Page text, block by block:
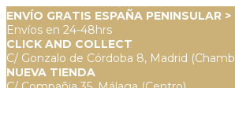
ENVÍO GRATIS ESPAÑA PENINSULAR
Envíos en 24-48hrs
CLICK AND COLLECT
C/ Gonzalo de Córdoba 8, Madrid
NUEVA TIENDA
C/ Compañia 35, Málaga (Centro)